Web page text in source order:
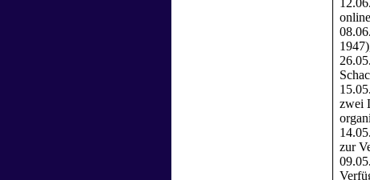
zwei
zur